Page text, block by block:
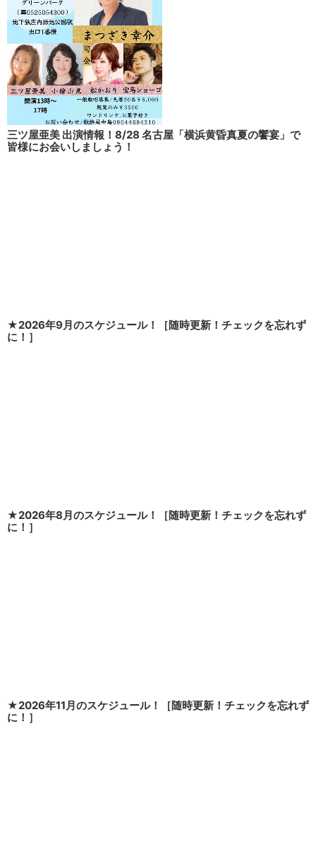
三ツ屋亜美 出演情報！8/28 名古屋「横浜黄昏真夏の饗宴」で
皆様にお会いしましょう！
★2026年9月のスケジュール！［随時更新！チェックを忘れず
に！］
★2026年8月のスケジュール！［随時更新！チェックを忘れず
に！］
★2026年11月のスケジュール！［随時更新！チェックを忘れず
に！］